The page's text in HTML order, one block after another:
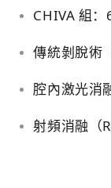
CHIVA 組：
傳統剝脫術
腔內激光消
射頻消融（